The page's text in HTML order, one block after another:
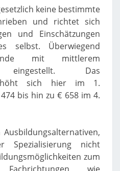
keine bestimmte
und richtet sich
und Einschätzungen
selbst. Überwiegend
mit mittlerem
eingestellt. Das
sich hier im 1.
bis hin zu € 658 im 4.
nicht
zum